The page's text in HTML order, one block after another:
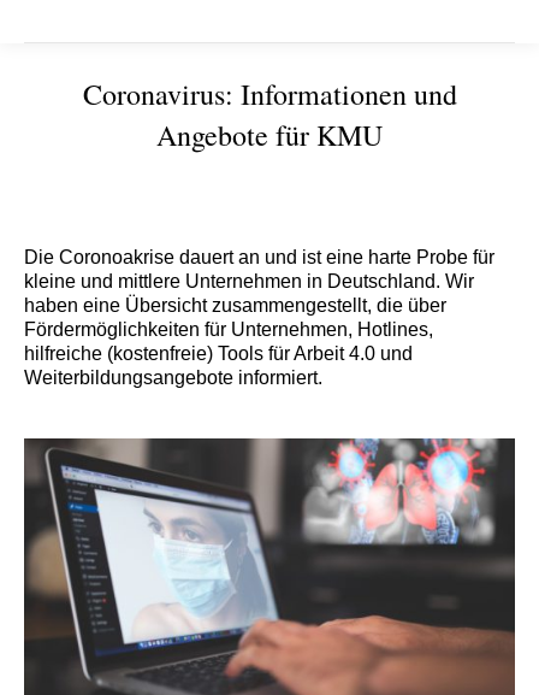
Coronavirus: Informationen und
Angebote für KMU
Die Coronoakrise dauert an und ist eine harte Probe für
kleine und mittlere Unternehmen in Deutschland. Wir
haben eine Übersicht zusammengestellt, die über
Fördermöglichkeiten für Unternehmen, Hotlines,
hilfreiche (kostenfreie) Tools für Arbeit 4.0 und
Weiterbildungsangebote informiert.